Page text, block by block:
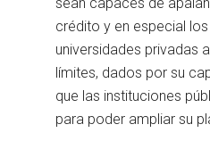
crédito y en especial
universidades privadas
límites, dados por su
que las instituciones
para poder ampliar su